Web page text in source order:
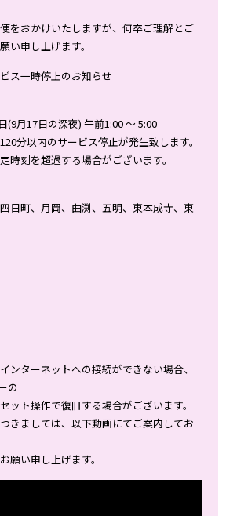
をおかけいたしますが、何卒ご理解とご
い申し上げます。
ス一時停止のお知らせ
(9月17日の深夜) 午前1:00 ～ 5:00
分以内のサービス停止が発生致します。
刻を超過する場合がございます。
日町、月岡、曲渕、五明、東本成寺、東
ンターネットへの接続ができない場合、
の
ット操作で復旧する場合がございます。
きましては、以下動画にてご案内してお
願い申し上げます。